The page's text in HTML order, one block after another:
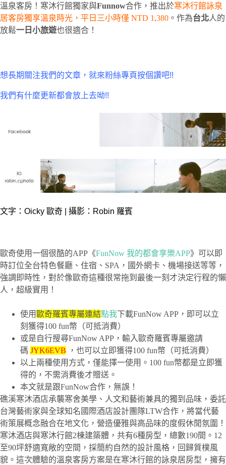
溫泉客房！寒沐行館獨家與Funnow合作，推出於寒沐行館詠泉
居客房獨享溫泉時光，平日三小時僅 NTD 1,380 。作為台北人的
放鬆一日小旅遊也很適合！
想長期關注我們的文章，就來粉絲專頁按個讚吧!!
我們有什麼更新都會放上去呦!!
文字：Oicky 歐奇 | 攝影：Robin 羅賓
歐奇使用一個很酷的APP《FunNow 我的都會享樂APP》可以即
時訂位全台特色餐廳、住宿、SPA，國外網卡、機場接送等等，
強調即時性，對於像歐奇這種很常拖到最後一刻才決定行程的懶
人，超級實用！
使用 歐奇羅賓專屬連結點我下載FunNow APP，即可以立
刻獲得100 fun幣（可抵消費）
或是自行搜尋FunNow APP，輸入歐奇羅賓專屬邀請
碼 JYK6EVB ，也可以立即獲得100 fun幣（可抵消費）
以上兩種使用方式，僅能擇一使用。100 fun幣都是立即獲
得的，不需消費後才贈送。
本文就是跟FunNow合作，無誤！
礁溪寒沐酒店承襲寒舍美學、人文和藝術兼具的獨到品味，委託
台灣藝術家與全球知名國際酒店設計團隊LTW合作，將當代藝
術策展概念融合在地文化，營造優雅與高品味的度假休閒氛圍！
寒沐酒店與寒沐行館2棟建築體，共有6種房型，總數190間。12
至90坪舒適寬敞的空間，採簡約自然的設計風格，回歸質樸風
貌。這次體驗的溫泉客房方案是在寒沐行館的詠泉居房型，擁有